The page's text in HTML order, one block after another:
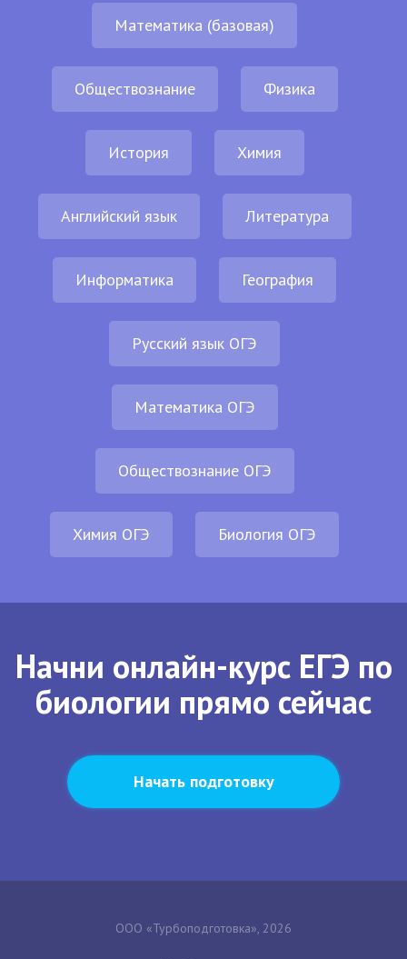
Математика (базовая)
Обществознание Физика
История Химия
Английский язык Литература
Информатика География
Русский язык ОГЭ
Математика ОГЭ
Обществознание ОГЭ
Химия ОГЭ Биология ОГЭ
Начни онлайн-курс ЕГЭ по
биологии прямо сейчас
Начать подготовку
ООО «Турбоподготовка», 2026